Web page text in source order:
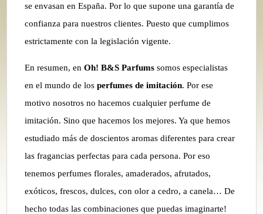
se envasan en España. Por lo que supone una garantía de
confianza para nuestros clientes. Puesto que cumplimos
estrictamente con la legislación vigente.
En resumen, enOh! B&S Parfums somos especialistas
en el mundo de losperfumes de imitación. Por ese
motivo nosotros no hacemos cualquier perfume de
imitación. Sino que hacemos los mejores. Ya que hemos
estudiado más de doscientos aromas diferentes para crear
las fragancias perfectas para cada persona. Por eso
tenemos perfumes florales, amaderados, afrutados,
exóticos, frescos, dulces, con olor a cedro, a canela… De
hecho todas las combinaciones que puedas imaginarte!